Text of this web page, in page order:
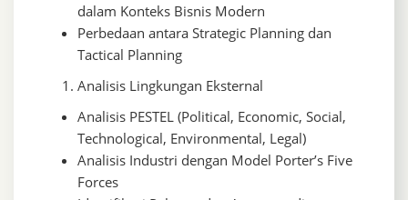
dalam Konteks Bisnis Modern
Perbedaan antara Strategic Planning dan
Tactical Planning
Analisis Lingkungan Eksternal
Analisis PESTEL (Political, Economic, Social,
Technological, Environmental, Legal)
Analisis Industri dengan Model Porter’s Five
Forces